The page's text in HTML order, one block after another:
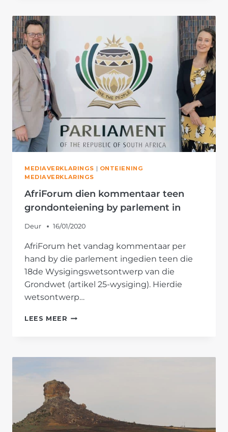
PARLEMENT
MEDIAVERKLARINGS | ONTEIENING
MEDIAVERKLARINGS
AfriForum dien kommentaar teen
grondonteiening by parlement in
Deur 16/01/2020
AfriForum het vandag kommentaar per
hand by die parlement ingedien teen die
18de Wysigingswetsontwerp van die
Grondwet (artikel 25-wysiging). Hierdie
wetsontwerp…
LEES MEER AFRIFORUM
GRONDONTEIENING
IN